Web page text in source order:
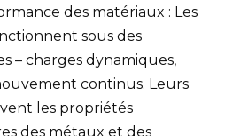
des matériaux : Les
sous des
– charges dynamiques,
continus. Leurs
les propriétés
des métaux et des